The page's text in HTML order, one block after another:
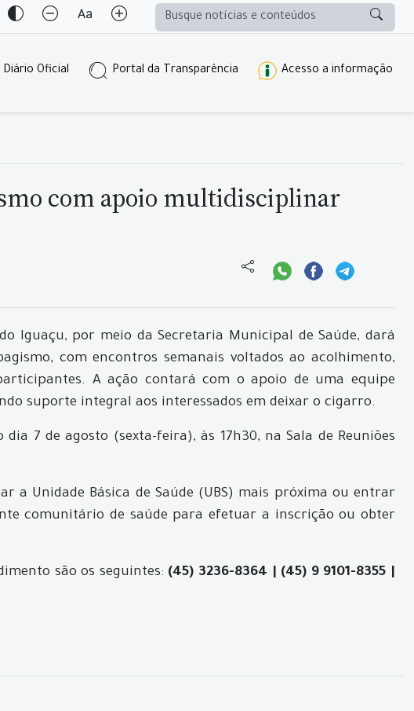
Diário Oficial Portal da Transparência Acesso a informação
com apoio multidisciplinar
Iguaçu, por meio da Secretaria Municipal de Saúde, dará
com encontros semanais voltados ao acolhimento,
A ação contará com o apoio de uma equipe
suporte integral aos interessados em deixar o cigarro.
7 de agosto (sexta-feira), às 17h30, na Sala de Reuniões
a Unidade Básica de Saúde (UBS) mais próxima ou entrar
comunitário de saúde para efetuar a inscrição ou obter
são os seguintes: (45) 3236-8364 | (45) 9 9101-8355 |